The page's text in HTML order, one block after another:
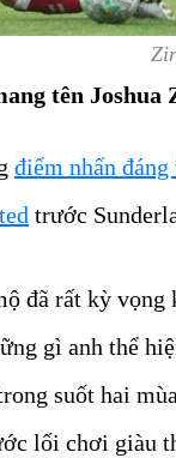
tên Joshua
điểm nhấn
trước
đã rất kỳ
gì anh thể
suốt hai
lối chơi giàu